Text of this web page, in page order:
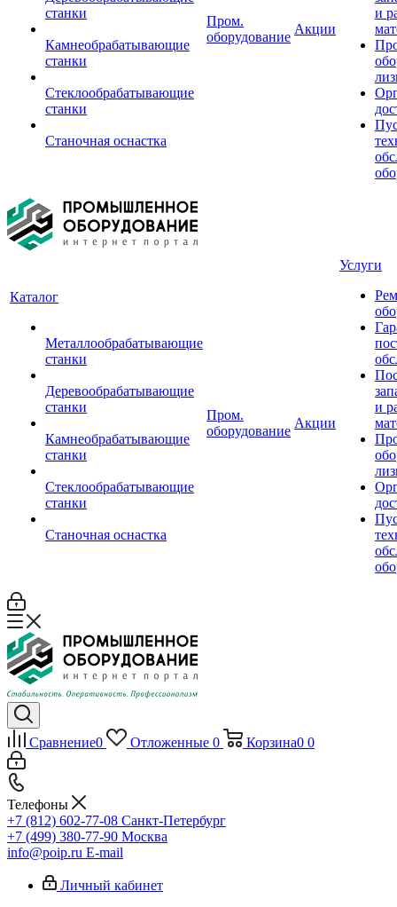
станки
Камнеобрабатывающие
станки
Стеклообрабатывающие
станки
Станочная оснастка
Пром.
оборудование
Акции
и
Каталог
Металлообрабатывающие
станки
Деревообрабатывающие
станки
Камнеобрабатывающие
станки
Стеклообрабатывающие
станки
Станочная оснастка
Пром.
оборудование
Акции
Услуги
и
Сравнение0 Отложенные 0 Корзина0 0
Телефоны
+7 (812) 602-77-08 Санкт-Петербург
+7 (499) 380-77-90 Москва
info@poip.ru E-mail
Личный кабинет